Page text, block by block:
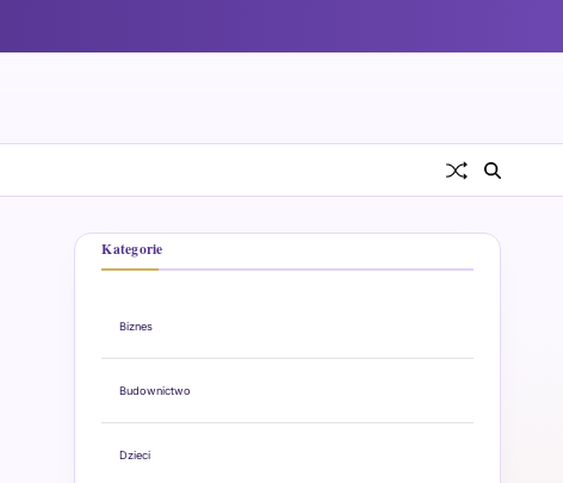
Kategorie
Biznes
Budownictwo
Dzieci